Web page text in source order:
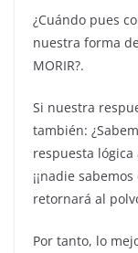
¿Cuándo pues
nuestra forma de
MORIR?.
Si nuestra
también:
respuesta
¡¡nadie
retornará al
Por tanto, lo